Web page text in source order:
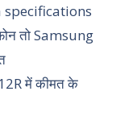
specifications
तो Samsung
में कीमत के